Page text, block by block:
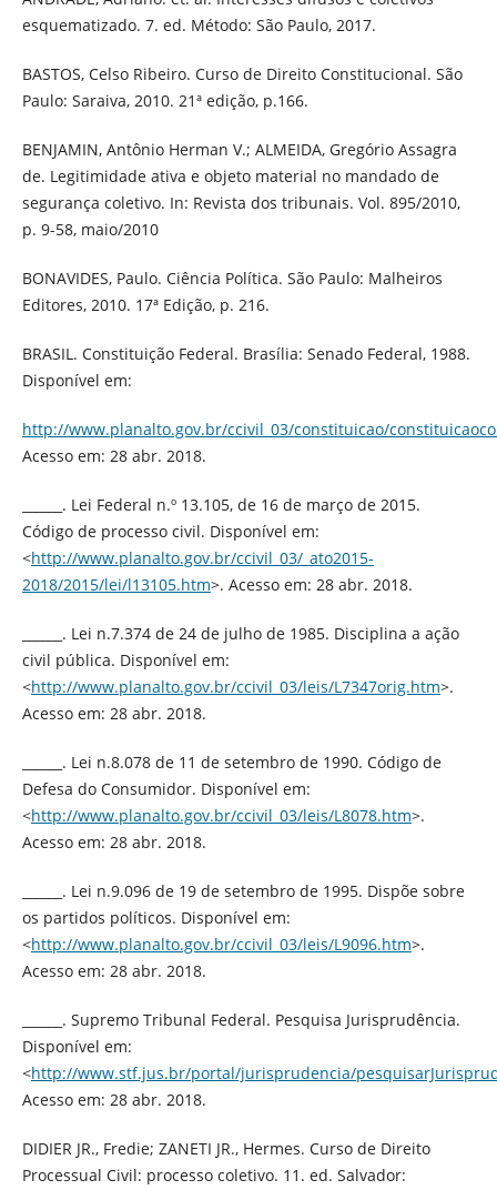
esquematizado. 7. ed. Método: São Paulo, 2017.
BASTOS, Celso Ribeiro. Curso de Direito Constitucional. São
Paulo: Saraiva, 2010. 21ª edição, p.166.
BENJAMIN, Antônio Herman V.; ALMEIDA, Gregório Assagra
de. Legitimidade ativa e objeto material no mandado de
segurança coletivo. In: Revista dos tribunais. Vol. 895/2010,
p. 9-58, maio/2010
BONAVIDES, Paulo. Ciência Política. São Paulo: Malheiros
Editores, 2010. 17ª Edição, p. 216.
BRASIL. Constituição Federal. Brasília: Senado Federal, 1988.
Disponível em:
http://www.planalto.gov.br/ccivil_03/constituicao/
Acesso em: 28 abr. 2018.
______. Lei Federal n.º 13.105, de 16 de março de 2015.
Código de processo civil. Disponível em:
<http://www.planalto.gov.br/ccivil_03/_ato2015-
2018/2015/lei/l13105.htm>. Acesso em: 28 abr. 2018.
______. Lei n.7.374 de 24 de julho de 1985. Disciplina a ação
civil pública. Disponível em:
<http://www.planalto.gov.br/ccivil_03/leis/L7347orig.htm>.
Acesso em: 28 abr. 2018.
______. Lei n.8.078 de 11 de setembro de 1990. Código de
Defesa do Consumidor. Disponível em:
<http://www.planalto.gov.br/ccivil_03/leis/L8078.htm>.
Acesso em: 28 abr. 2018.
______. Lei n.9.096 de 19 de setembro de 1995. Dispõe sobre
os partidos políticos. Disponível em:
<http://www.planalto.gov.br/ccivil_03/leis/L9096.htm>.
Acesso em: 28 abr. 2018.
______. Supremo Tribunal Federal. Pesquisa Jurisprudência.
Disponível em:
<http://www.stf.jus.br/portal/jurisprudencia/
Acesso em: 28 abr. 2018.
DIDIER JR., Fredie; ZANETI JR., Hermes. Curso de Direito
Processual Civil: processo coletivo. 11. ed. Salvador: